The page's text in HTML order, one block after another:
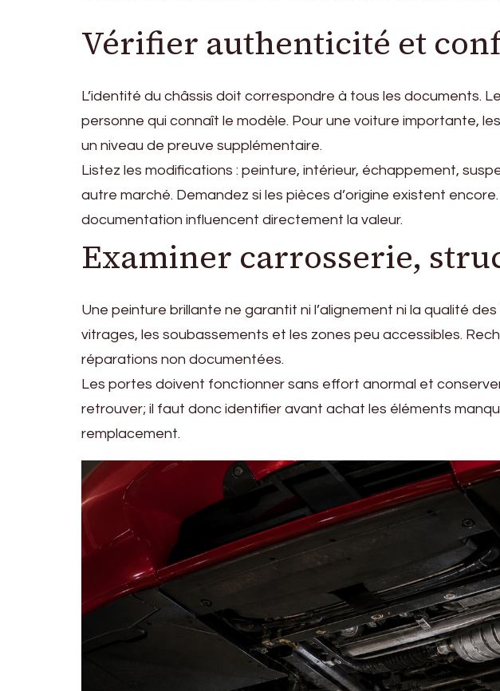
Vérifier authenticité et
L’identité du châssis doit correspondre à tous les documents.
personne qui connaît le modèle. Pour une voiture importante,
un niveau de preuve supplémentaire.
Listez les modifications : peinture, intérieur, échappement,
autre marché. Demandez si les pièces d’origine existent
documentation influencent directement la valeur.
Examiner carrosserie,
Une peinture brillante ne garantit ni l’alignement ni la qualité
vitrages, les soubassements et les zones peu accessibles.
réparations non documentées.
Les portes doivent fonctionner sans effort anormal et
retrouver; il faut donc identifier avant achat les éléments
remplacement.